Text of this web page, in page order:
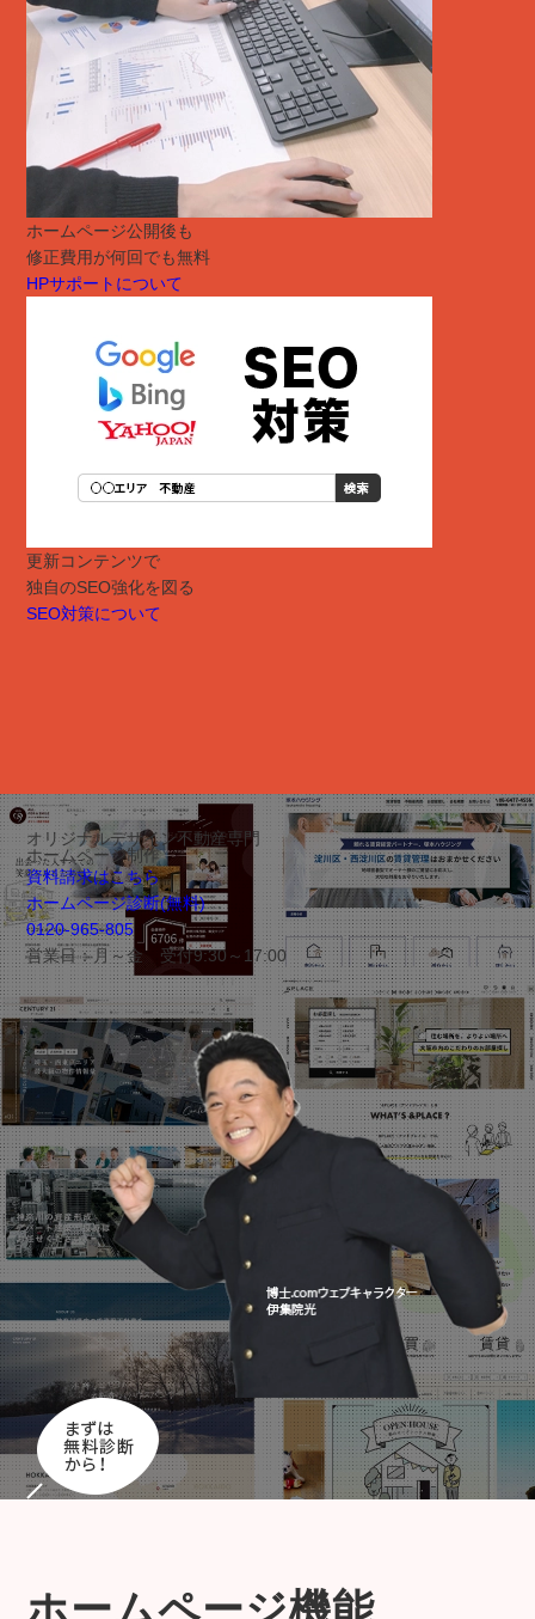
ホームページ公開後も
修正費用が何回でも無料
HPサポートについて
更新コンテンツで
独自のSEO強化を図る
SEO対策について
オリジナルデザイン不動産専門
ホームページ制作
資料請求はこちら
ホームページ診断(無料)
0120-965-805
営業日：月～金 受付9:30～17:00
ホームページ機能